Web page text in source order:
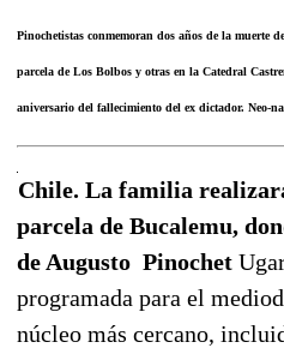
Pinochetistas conmemoran dos años de la muerte
parcela de Los Bolbos y otras en la Catedral
aniversario del fallecimiento del ex dictador. Neo-
Chile. La familia
parcela de Bucalemu,
de Augusto Pinochet
programada para el
núcleo más cercano,